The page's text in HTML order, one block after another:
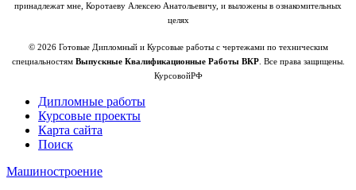
принадлежат мне, Коротаеву Алексею Анатольевичу, и выложены в ознакомительных
целях
© 2026 Готовые Дипломный и Курсовые работы с чертежами по техническим
специальностям Выпускные Квалификационные Работы ВКР. Все права защищены.
КурсовойРФ
Дипломные работы
Курсовые проекты
Карта сайта
Поиск
Машиностроение